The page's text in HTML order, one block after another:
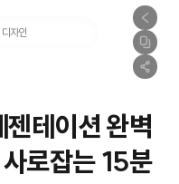
디자인
테이션 완벽
로잡는 15분